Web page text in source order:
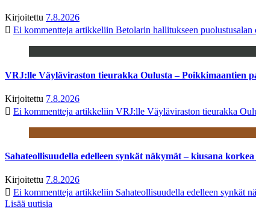
Kirjoitettu 7.8.2026
Ei kommentteja artikkeliin Betolarin hallitukseen puolustusalan
VRJ:lle Väyläviraston tieurakka Oulusta – Poikkimaantien
Kirjoitettu 7.8.2026
Ei kommentteja artikkeliin VRJ:lle Väyläviraston tieurakka
Sahateollisuudella edelleen synkät näkymät – kiusana
Kirjoitettu 7.8.2026
Ei kommentteja artikkeliin Sahateollisuudella edelleen synkät
Lisää uutisia